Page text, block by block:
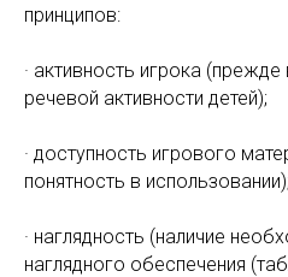
принципов:
· активность игрока
речевой активности детей);
· доступность игрового
понятность в
· наглядность (наличие
наглядного обеспечения